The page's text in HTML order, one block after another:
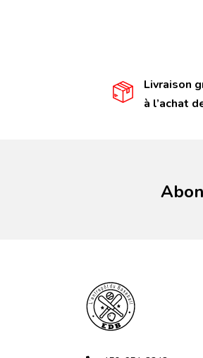
Livraison
à l’achat